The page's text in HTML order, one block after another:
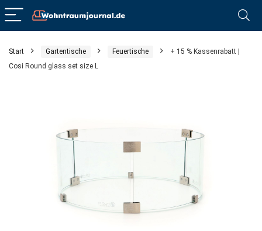
Start Gartentische Feuertische
+ 15 % Kassenrabatt |
Cosi Round glass set size L